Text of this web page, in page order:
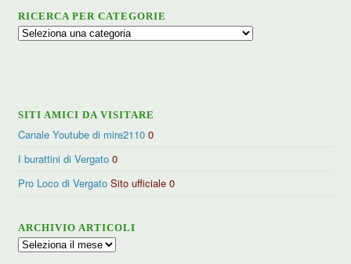
RICERCA PER CATEGORIE
Ricerca
SITI AMICI DA VISITARE
Canale Youtube di mire2110 0
I burattini di Vergato 0
Pro Loco di Vergato Sito ufficiale 0
ARCHIVIO ARTICOLI
Archivio